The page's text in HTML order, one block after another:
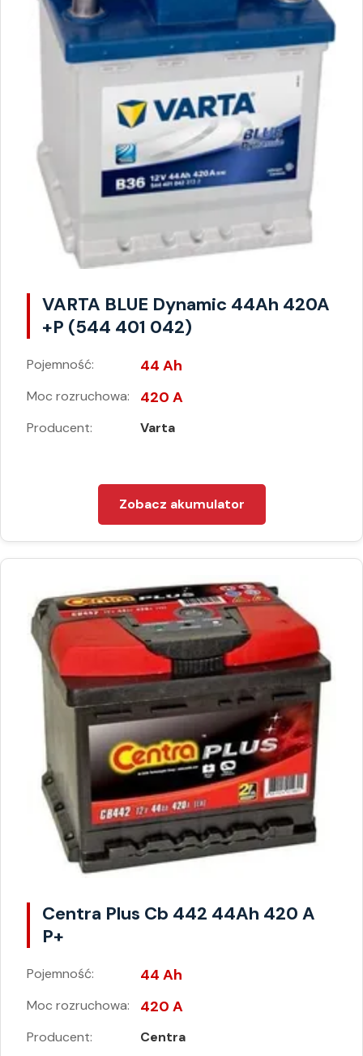
VARTA BLUE Dynamic 44Ah 420A
+P (544 401 042)
Pojemność: 44 Ah
Moc rozruchowa: 420 A
Producent: Varta
Zobacz akumulator
Centra Plus Cb 442 44Ah 420 A
P+
Pojemność: 44 Ah
Moc rozruchowa: 420 A
Producent: Centra